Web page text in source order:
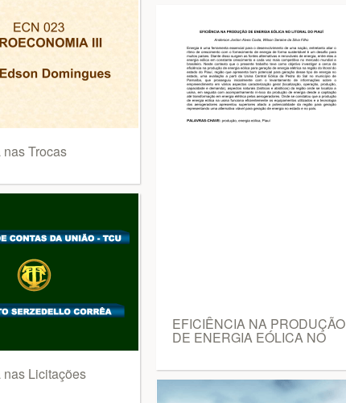
Trocas
Licitações
EFICIÊNCIA NA PRODUÇÃO
DE ENERGIA EÓLICA NO